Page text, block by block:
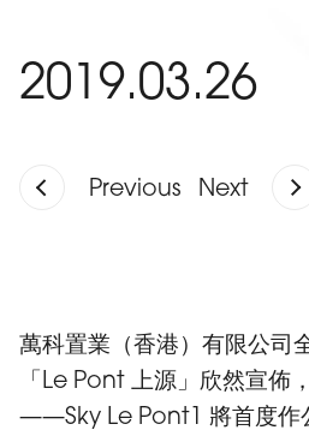
2019.03.26
Previous Next
萬科置業（香港）有限公司
「Le Pont 上源」欣然宣佈
——Sky Le Pont1 將首度作